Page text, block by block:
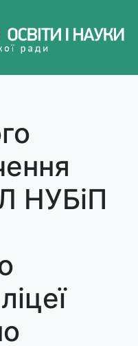
НУБіП